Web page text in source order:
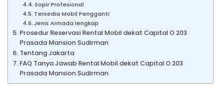
Sopir Profesional
Tersedia Mobil Pengganti
Jenis Armada lengkap
Prosedur Reservasi Rental Mobil dekat Capital O 203
Prasada Mansion Sudirman
Tentang Jakarta
FAQ Tanya Jawab Rental Mobil dekat Capital O 203
Prasada Mansion Sudirman